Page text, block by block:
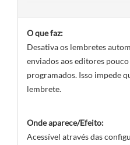
O que faz:
Desativa os lembretes
enviados aos editores
programados. Isso impede
lembrete.
Onde aparece/Efeito:
Acessível através das